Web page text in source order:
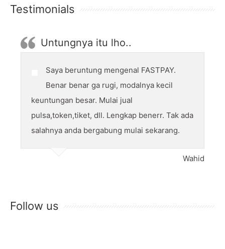
Testimonials
Untungnya itu lho..
Saya beruntung mengenal FASTPAY.
Benar benar ga rugi, modalnya kecil
keuntungan besar. Mulai jual
pulsa,token,tiket, dll. Lengkap benerr. Tak ada
salahnya anda bergabung mulai sekarang.
Wahid
Follow us